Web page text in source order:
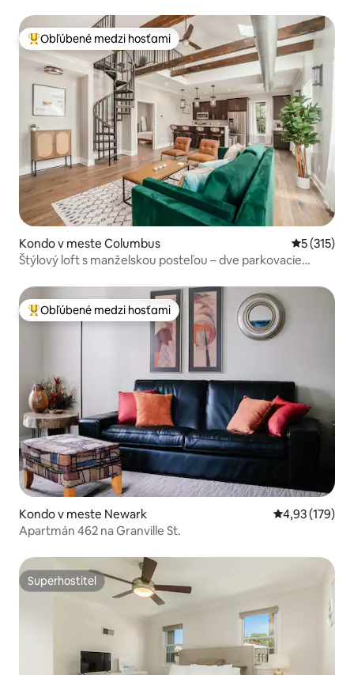
Najobľúbenejšie medzi hosťami
Obľúbené medzi hosťami
Kondo v meste Columbus Priemerné
5 (315)
Štýlový loft s manželskou posteľou – dve parkovacie
Najobľúbenejšie medzi hosťami
Obľúbené medzi hosťami
Kondo v meste Newark Priemerné
4,93 (179)
Apartmán 462 na Granville St.
Superhostiteľ
Superhostiteľ